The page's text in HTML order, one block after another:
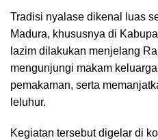
Tradisi nyalase dikenal luas
Madura, khususnya di
lazim dilakukan menjelang
mengunjungi makam
pemakaman, serta
leluhur.
Kegiatan tersebut digelar di